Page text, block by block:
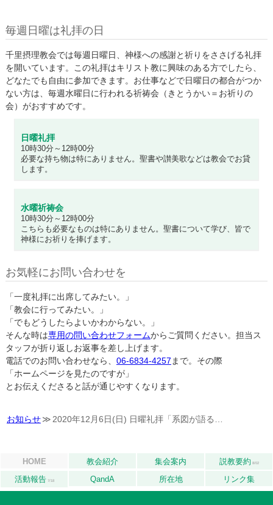
毎週日曜は礼拝の日
千里摂理教会では毎週日曜日、神様への感謝と祈りをささげる礼拝
を開いています。この礼拝はキリスト教に興味のある方でしたら、
どなたでも自由に参加できます。お仕事などで日曜日の都合がつか
ない方は、毎週水曜日に行われる祈祷会（きとうかい＝お祈りの
会）がおすすめです。
日曜礼拝
10時30分～12時00分
必要な持ち物は特にありません。聖書や讃美歌などは教会でお貸
します。
水曜祈祷会
10時30分～12時00分
こちらも必要なものは特にありません。聖書について学び、皆で
神様にお祈りを捧げます。
お気軽にお問い合わせを
「一度礼拝に出席してみたい。」
「教会に行ってみたい。」
「でもどうしたらよいかわからない。」
そんな時は専用の問い合わせフォームからご質問ください。担当ス
タッフが折り返しお返事を差し上げます。
電話でのお問い合わせなら、 06-6834-4257 まで。その際
「ホームページを見たのですが」
とお伝えくださると話が通じやすくなります。
お知らせ 2020年12月6日(日) 日曜礼拝「系図が語る…
HOME 教会紹介 集会案内 説教要約 8/02
活動報告 7/18 QandA 所在地 リンク集